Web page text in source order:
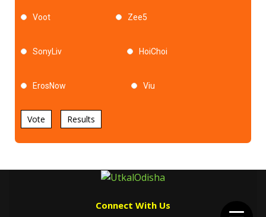
Voot Zee5
SonyLiv HoiChoi
ErosNow Viu
Vote Results
Connect With Us